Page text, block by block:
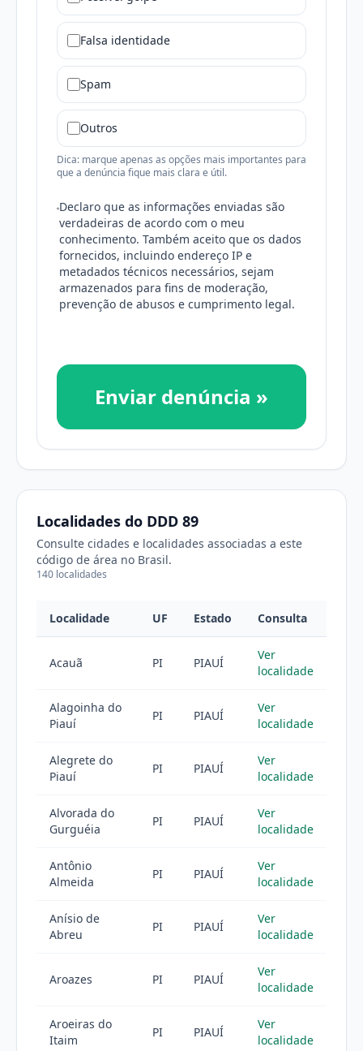
Falsa identidade
Spam
Outros
Dica: marque apenas as opções mais importantes para
que a denúncia fique mais clara e útil.
Declaro que as informações enviadas são
verdadeiras de acordo com o meu
conhecimento. Também aceito que os dados
fornecidos, incluindo endereço IP e
metadados técnicos necessários, sejam
armazenados para fins de moderação,
prevenção de abusos e cumprimento legal.
Enviar denúncia »
Localidades do DDD 89
Consulte cidades e localidades associadas a este
código de área no Brasil.
140 localidades
Localidade UF Estado Consulta
Acauã PI PIAUÍ
Ver
localidade
Alagoinha do
Piauí
PI PIAUÍ
Ver
localidade
Alegrete do
Piauí
PI PIAUÍ
Ver
localidade
Alvorada do
Gurguéia
PI PIAUÍ
Ver
localidade
Antônio
Almeida
PI PIAUÍ
Ver
localidade
Anísio de
Abreu
PI PIAUÍ
Ver
localidade
Aroazes PI PIAUÍ
Ver
localidade
Aroeiras do
Itaim
PI PIAUÍ
Ver
localidade